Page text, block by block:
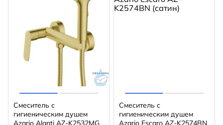
Смеситель с
гигиеническим душем
Azario Alanti AZ-K2532MG
Смеситель с
гигиеническим душем
Azario Escaro AZ-K2574BN